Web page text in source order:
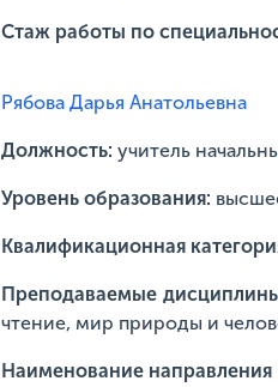
Стаж работы по
Рябова Дарья Анатольевна
Должность: учитель
Уровень образования:
Квалификационная
Преподаваемые
чтение, мир природы и
Наименование направления